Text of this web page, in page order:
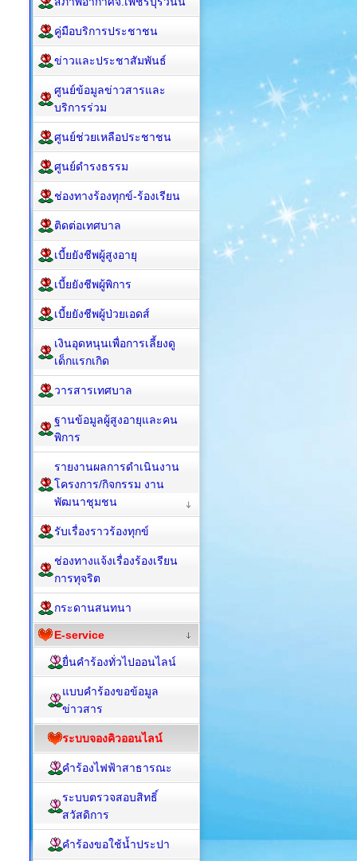
คู่มือบริการประชาชน
ข่าวและประชาสัมพันธ์
ศูนย์ข้อมูลข่าวสารและ
บริการร่วม
ศูนย์ช่วยเหลือประชาชน
ศูนย์ดำรงธรรม
ช่องทางร้องทุกข์-ร้องเรียน
ติดต่อเทศบาล
เบี้ยยังชีพผู้สูงอายุ
เบี้ยยังชีพผู้พิการ
เบี้ยยังชีพผู้ป่วยเอดส์
เงินอุดหนุนเพื่อการเลี้ยงดู
เด็กแรกเกิด
วารสารเทศบาล
ฐานข้อมูลผู้สูงอายุและคน
พิการ
รายงานผลการดำเนินงาน
โครงการ/กิจกรรม งาน
พัฒนาชุมชน
รับเรื่องราวร้องทุกข์
ช่องทางแจ้งเรื่องร้องเรียน
การทุจริต
กระดานสนทนา
E-service
ยื่นคำร้องทั่วไปออนไลน์
แบบคำร้องขอข้อมูล
ข่าวสาร
ระบบจองคิวออนไลน์
คำร้องไฟฟ้าสาธารณะ
ระบบตรวจสอบสิทธิ์
สวัสดิการ
คำร้องขอใช้น้ำประปา